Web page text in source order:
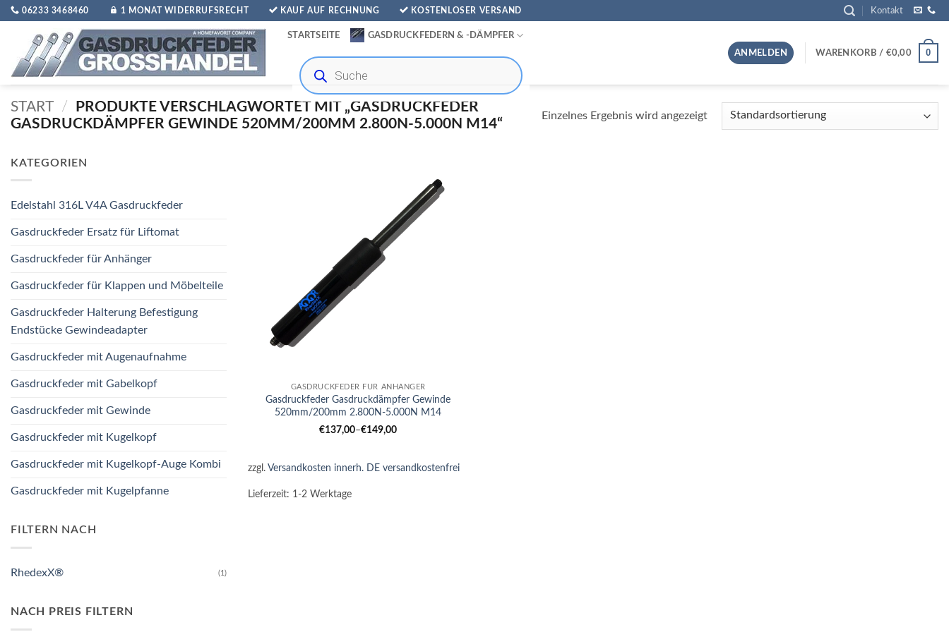
Zum
springen
06233 3468460 1 MONAT WIDERRUFSRECHT KAUF AUF RECHNUNG KOSTENLOSER VERSAND Kontakt
STARTSEITE GASDRUCKFEDERN & -DÄMPFER
Products
search
ANMELDEN WARENKORB / €0,00 0
START /
PRODUKTE VERSCHLAGWORTET MIT „GASDRUCKFEDER
GASDRUCKDÄMPFER GEWINDE 520MM/200MM 2.800N-5.000N M14“
Einzelnes Ergebnis wird angezeigt
KATEGORIEN
Edelstahl 316L V4A Gasdruckfeder
Gasdruckfeder Ersatz für Liftomat
Gasdruckfeder für Anhänger
Gasdruckfeder für Klappen und Möbelteile
Gasdruckfeder Halterung Befestigung
Endstücke Gewindeadapter
Gasdruckfeder mit Augenaufnahme
Gasdruckfeder mit Gabelkopf
Gasdruckfeder mit Gewinde
Gasdruckfeder mit Kugelkopf
Gasdruckfeder mit Kugelkopf-Auge Kombi
Gasdruckfeder mit Kugelpfanne
FILTERN NACH
RhedexX® (1)
NACH PREIS FILTERN
GASDRUCKFEDER FÜR ANHÄNGER
Gasdruckfeder Gasdruckdämpfer Gewinde
520mm/200mm 2.800N-5.000N M14
€137,00–€149,00
zzgl. Versandkosten innerh. DE versandkostenfrei
Lieferzeit: 1-2 Werktage